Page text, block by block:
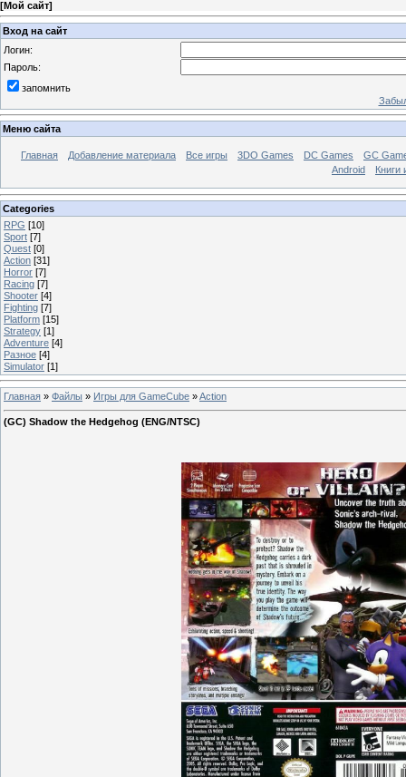
[Мой сайт]
Вход на сайт
Логин:
Пароль:
запомнить
Меню сайта
Главная Добавление материала Все игры 3DO Games DC Games
GC
Android
Книги
Categories
RPG [10]
Sport [7]
Quest [0]
Action [31]
Horror [7]
Racing [7]
Shooter [4]
Fighting [7]
Platform [15]
Strategy [1]
Adventure [4]
Разное [4]
Simulator [1]
Главная » Файлы » Игры для GameCube »Action
(GC) Shadow the Hedgehog (ENG/NTSC)